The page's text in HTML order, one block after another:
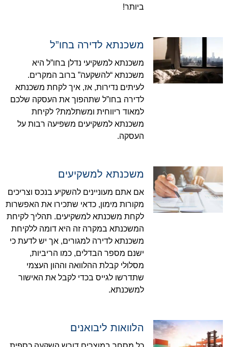
ביותר!
משכנתא לדירה בחו”ל
משכנתא למשקיעי נדלן בחו”ל היא
משכנתא “להשקעה” ברוב המקרים.
לעיתים נדירות, אז, איך לקחת משכנתא
לדירה בחו”ל שתהפוך את העסקה שלכם
למאוד ריווחית ומשתלמת? לקיחת
משכנתא למשקיעים משפיעה רבות על
העסקה.
משכנתא למשקיעים
אם אתם מעוניינים להשקיע בנכס וצריכים
מקורות מימון, כדאי שתכירו את האפשרות
לקחת משכנתא למשקיעים. תהליך לקיחת
המשכנתא במקרה זה היא דומה ללקיחת
משכנתא לדירה למגורים, אך יש לדעת כי
ישנם מספר הבדלים, כמו הריביות,
מסלולי קבלת ההלוואה וההון העצמי
שתדרשו לגייס בכדי לקבל את האישור
למשכנתא.
הלוואות ליבואנים